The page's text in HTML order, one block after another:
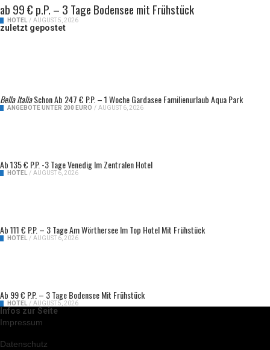
ab 99 € p.P. – 3 Tage Bodensee mit Frühstück
HOTEL / AUGUST 5, 2026
zuletzt gepostet
Bella ItaliaSchon Ab 247 € P.P. – 1 Woche Gardasee Familienurlaub Aqua Park
ANGEBOTE UNTER 200 EURO / AUGUST 6, 2026
Ab 135 € P.P. -3 Tage Venedig Im Zentralen Hotel
HOTEL / AUGUST 6, 2026
Ab 111 € P.P. – 3 Tage Am Wörthersee Im Top Hotel Mit Frühstück
HOTEL / AUGUST 6, 2026
Ab 99 € P.P. – 3 Tage Bodensee Mit Frühstück
HOTEL / AUGUST 5, 2026
Infos zur Seite
Impressum
Datenschutz